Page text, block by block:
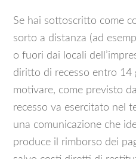
Se hai sottoscritto come
sorto a distanza (ad
o fuori dai locali
diritto di recesso entro 14
motivare, come previsto
recesso va esercitato nel
una comunicazione che
produce il rimborso dei